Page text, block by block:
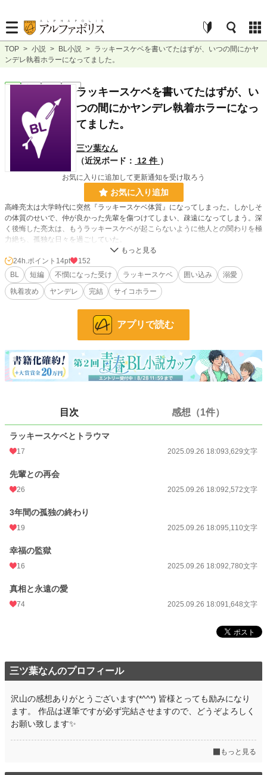
TOP > 小説 > BL小説 > ラッキースケベを書いてたはずが、いつの間にかヤ
ンデレ執着ホラーになってました。
BL 完結 短編 R15 ラッキースケベを書いてたはずが、い
つの間にかヤンデレ執着ホラーになっ
てました。
三ツ葉なん
（近況ボード：
12 件 ）
お気に入りに追加して更新通知を受け取ろう
お気に入り追加
高峰亮太は大学時代に突然『ラッキースケベ体質』になってしまった。しかしそ
の体質のせいで、仲が良かった先輩を傷つけてしまい、疎遠になってしまう。深
く後悔した亮太は、もうラッキースケベが起こらないように他人との関わりを極
力絶ち、孤独な日々を過ごしていた。
そんな生活が３年続いたある日、仕事中に疎遠になったはずの先輩が現れた。そ
して先輩は、亮太を迎えに来たという。長い孤独に限界だった亮太の心を、先輩
が優しく包んでいくのだった。
執着ヤンデレ先輩✕ラッキースケベ体質後輩
本番無しですが、エロ描写はあり
30,056 位 / 228,586 件
BL 7,624 位 / 31,385 件
お気に入り 68
文字数 15,739
初回完結日時
週間ポイント 112 pt (32,695 位)
月間ポイント
年間ポイント
累計ポイント
24h.ポイント 14pt
152
BL
短編 不憫になった受け ラッキースケベ 囲い込み
溺愛
執着攻め
ヤンデレ 完結 サイコホラー
アプリで読む
目次 感想（1件）
ラッキースケベとトラウマ
17 2025.09.26 18:093,629文字
先輩との再会
26 2025.09.26 18:092,572文字
3年間の孤独の終わり
19 2025.09.26 18:095,110文字
幸福の監獄
16 2025.09.26 18:092,780文字
真相と永遠の愛
74 2025.09.26 18:091,648文字
三ツ葉なんのプロフィール
沢山の感想ありがとうございます(*^^*) 皆様とっても励みになり
ます。 作品は遅筆ですが必ず完結させますので、どうぞよろしく
お願い致します✨
もっと見る